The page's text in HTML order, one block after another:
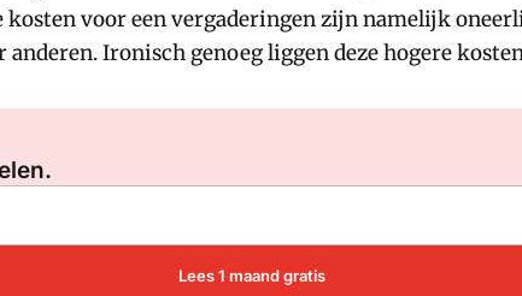
voor een vergaderingen zijn namelijk
Ironisch genoeg liggen deze hogere
Lees 1 maand gratis